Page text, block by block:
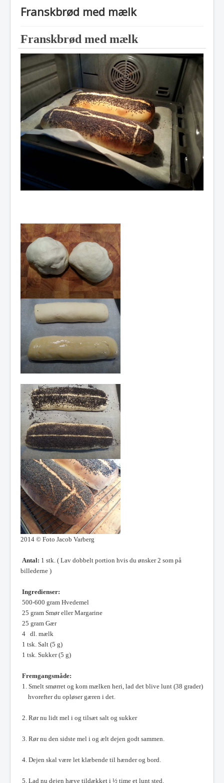
Franskbrød med mælk
Franskbrød med mælk
2014 © Foto Jacob Varberg
Antal: 1 stk. ( Lav dobbelt portion hvis du ønsker 2 som på
billederne )
Ingredienser:
500-600 gram Hvedemel
25 gram Smør eller Margarine
25 gram Gær
4 dl. mælk
1 tsk. Salt (5 g)
1 tsk. Sukker (5 g)
Fremgangsmåde:
1. Smelt smørret og kom mælken heri, lad det blive lunt (38 grader)
hvorefter du opløser gæren i det.
2. Rør nu lidt mel i og tilsæt salt og sukker
3. Rør nu den sidste mel i og ælt dejen godt sammen.
4. Dejen skal være let klæbende til hænder og bord.
5. Lad nu dejen hæve tildækket i ½ time et lunt sted.